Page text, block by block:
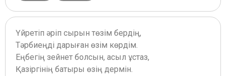
Үйретіп әріп сырын төзім бердің,
Тәрбиеңді дарыған өзім көрдім.
Еңбегің зейнет болсын, асыл ұстаз,
Қазіргінің батыры өзің дермін.